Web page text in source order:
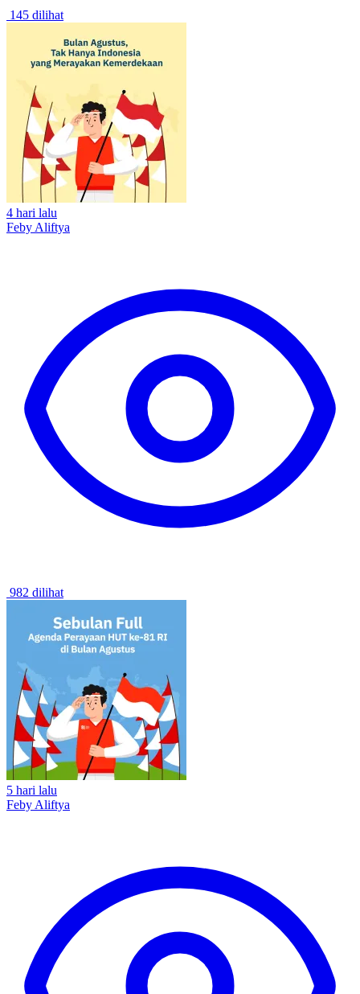
145 dilihat
4 hari lalu
Feby Aliftya
982 dilihat
5 hari lalu
Feby Aliftya